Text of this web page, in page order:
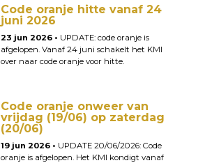
Code oranje hitte vanaf 24
juni 2026
23 jun 2026 • UPDATE: code oranje is
afgelopen. Vanaf 24 juni schakelt het KMI
over naar code oranje voor hitte.
Code oranje onweer van
vrijdag (19/06) op zaterdag
(20/06)
19 jun 2026 • UPDATE 20/06/2026: Code
oranje is afgelopen. Het KMI kondigt vanaf